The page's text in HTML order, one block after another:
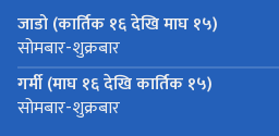
जाडो (कार्तिक १६ देखि माघ १५)
सोमबार-शुक्रबार
गर्मी (माघ १६ देखि कार्तिक १५)
सोमबार-शुक्रबार